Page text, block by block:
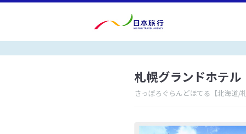
札幌グランドホテル
さっぽろぐらんどほてる 【北海道/